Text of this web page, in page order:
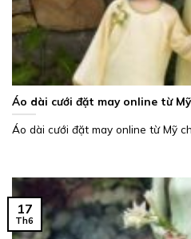
Áo dài cưới đặt may online từ
Áo dài cưới đặt may online từ Mỹ
17
Th6